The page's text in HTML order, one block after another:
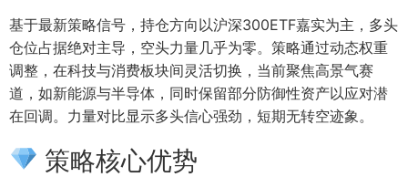
基于最新策略信号，持仓方向以沪深300ETF嘉实为主，多头
仓位占据绝对主导，空头力量几乎为零。策略通过动态权重
调整，在科技与消费板块间灵活切换，当前聚焦高景气赛
道，如新能源与半导体，同时保留部分防御性资产以应对潜
在回调。力量对比显示多头信心强劲，短期无转空迹象。
策略核心优势